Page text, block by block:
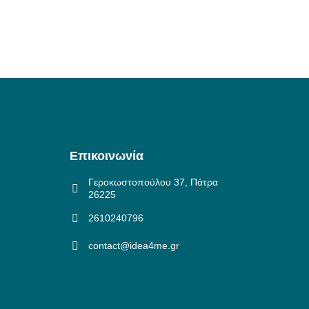
Επικοινωνία
Γεροκωστοπούλου 37, Πάτρα
26225
2610240796
contact@idea4me.gr